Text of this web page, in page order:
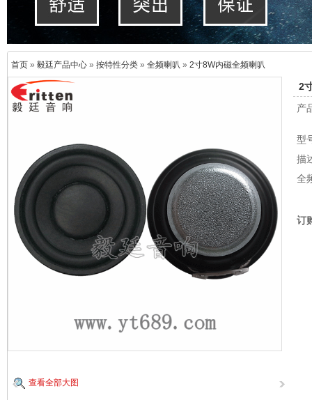
首页 » 毅廷产品中心 » 按特性分类 » 全频喇叭 » 2寸8W内磁全频喇叭
查看全部大图
2
产
型
描
全
订